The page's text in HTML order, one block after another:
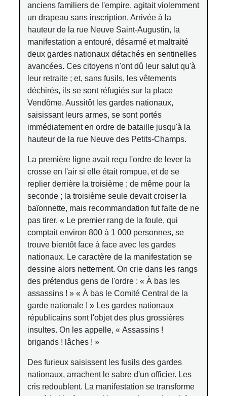
anciens familiers de l'empire, agitait violemment
un drapeau sans inscription. Arrivée à la
hauteur de la rue Neuve Saint-Augustin, la
manifestation a entouré, désarmé et maltraité
deux gardes nationaux détachés en sentinelles
avancées. Ces citoyens n'ont dû leur salut qu'à
leur retraite ; et, sans fusils, les vêtements
déchirés, ils se sont réfugiés sur la place
Vendôme. Aussitôt les gardes nationaux,
saisissant leurs armes, se sont portés
immédiatement en ordre de bataille jusqu'à la
hauteur de la rue Neuve des Petits-Champs.
La première ligne avait reçu l'ordre de lever la
crosse en l'air si elle était rompue, et de se
replier derrière la troisième ; de même pour la
seconde ; la troisième seule devait croiser la
baïonnette, mais recommandation fut faite de ne
pas tirer. « Le premier rang de la foule, qui
comptait environ 800 à 1 000 personnes, se
trouve bientôt face à face avec les gardes
nationaux. Le caractère de la manifestation se
dessine alors nettement. On crie dans les rangs
des prétendus gens de l'ordre : « À bas les
assassins ! » « À bas le Comité Central de la
garde nationale ! » Les gardes nationaux
républicains sont l'objet des plus grossières
insultes. On les appelle, « Assassins !
brigands ! lâches ! »
Des furieux saisissent les fusils des gardes
nationaux, arrachent le sabre d'un officier. Les
cris redoublent. La manifestation se transforme